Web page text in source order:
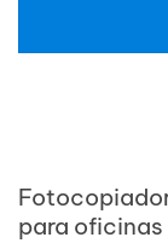
para oficinas